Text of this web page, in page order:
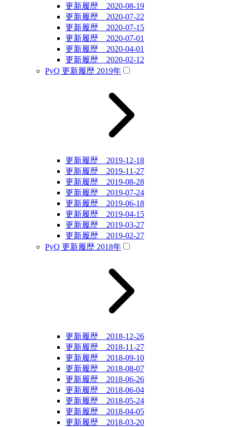
更新履歴 2020-08-19
更新履歴 2020-07-22
更新履歴 2020-07-15
更新履歴 2020-07-01
更新履歴 2020-04-01
更新履歴 2020-02-12
PyQ 更新履歴 2019年
更新履歴 2019-12-18
更新履歴 2019-11-27
更新履歴 2019-08-28
更新履歴 2019-07-24
更新履歴 2019-06-18
更新履歴 2019-04-15
更新履歴 2019-03-27
更新履歴 2019-02-27
PyQ 更新履歴 2018年
更新履歴 2018-12-26
更新履歴 2018-11-27
更新履歴 2018-09-10
更新履歴 2018-08-07
更新履歴 2018-06-26
更新履歴 2018-06-04
更新履歴 2018-05-24
更新履歴 2018-04-05
更新履歴 2018-03-20